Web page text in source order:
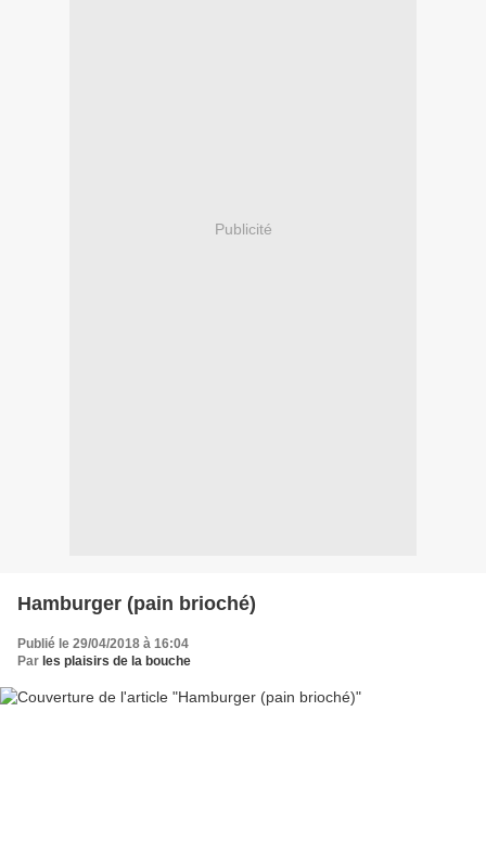
Publicité
Hamburger (pain brioché)
Publié le 29/04/2018 à 16:04
Par les plaisirs de la bouche